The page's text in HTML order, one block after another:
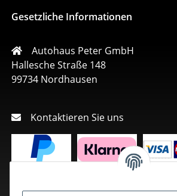
Gesetzliche Informationen
Autohaus Peter GmbH
Hallesche Straße 148
99734 Nordhausen
Kontaktieren Sie uns